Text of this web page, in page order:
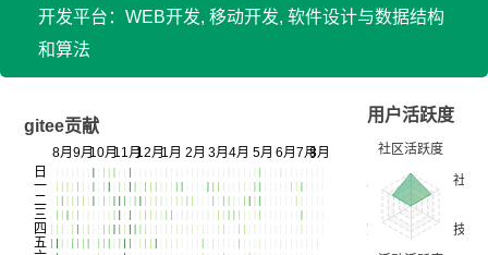
开发平台：WEB开发, 移动开发, 软件设计与数据结构
和算法
gitee贡献
用户活跃度